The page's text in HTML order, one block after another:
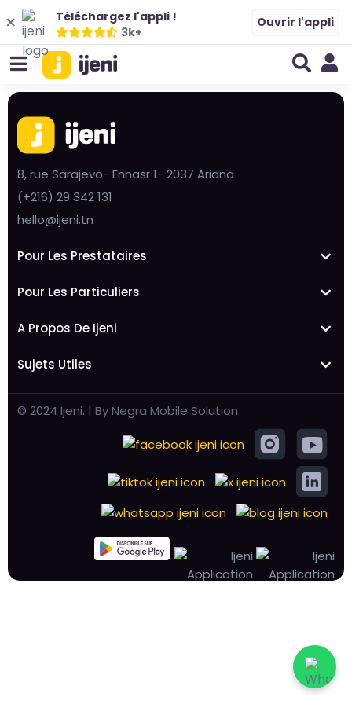
Téléchargez l'appli !
3k+
Ouvrir l'appli
8, rue Sarajevo- Ennasr 1- 2037 Ariana
(+216) 29 342 131
hello@ijeni.tn
Pour Les Prestataires
Pour Les Particuliers
A Propos De Ijeni
Sujets Utiles
© 2024 Ijeni. | By Negra Mobile Solution